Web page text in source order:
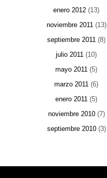
enero 2012 (13)
noviembre 2011(13)
septiembre 2011 (8)
julio 2011 (10)
mayo 2011 (5)
marzo 2011 (6)
enero 2011 (5)
noviembre 2010(7)
septiembre 2010(3)